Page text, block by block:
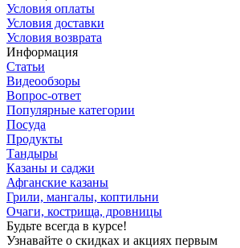
Условия оплаты
Условия доставки
Условия возврата
Информация
Статьи
Видеообзоры
Вопрос-ответ
Популярные категории
Посуда
Продукты
Тандыры
Казаны и саджи
Афганские казаны
Грили, мангалы, коптильни
Очаги, кострища, дровницы
Будьте всегда в курсе!
Узнавайте о скидках и акциях первым